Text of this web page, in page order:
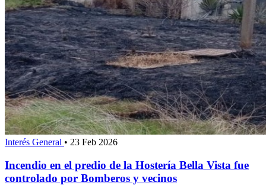
Interés General • 23 Feb 2026
Incendio en el predio de la Hostería Bella Vista fue
controlado por Bomberos y vecinos